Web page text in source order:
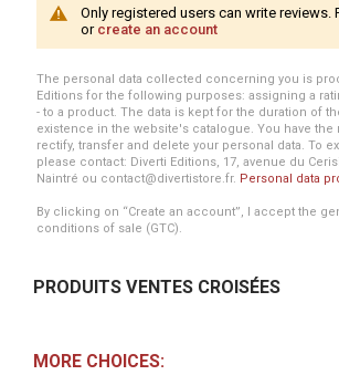
Only registered users can write reviews.
or create an account
The personal data collected concerning you is
Editions for the following purposes: assigning a
- to a product. The data is kept for the duration of
existence in the website's catalogue. You have the
rectify, transfer and delete your personal data. To
please contact: Diverti Editions, 17, avenue du
Naintré ou contact@divertistore.fr. Personal data
By clicking on “Create an account”, I accept the
conditions of sale (GTC).
PRODUITS VENTES CROISÉES
MORE CHOICES: